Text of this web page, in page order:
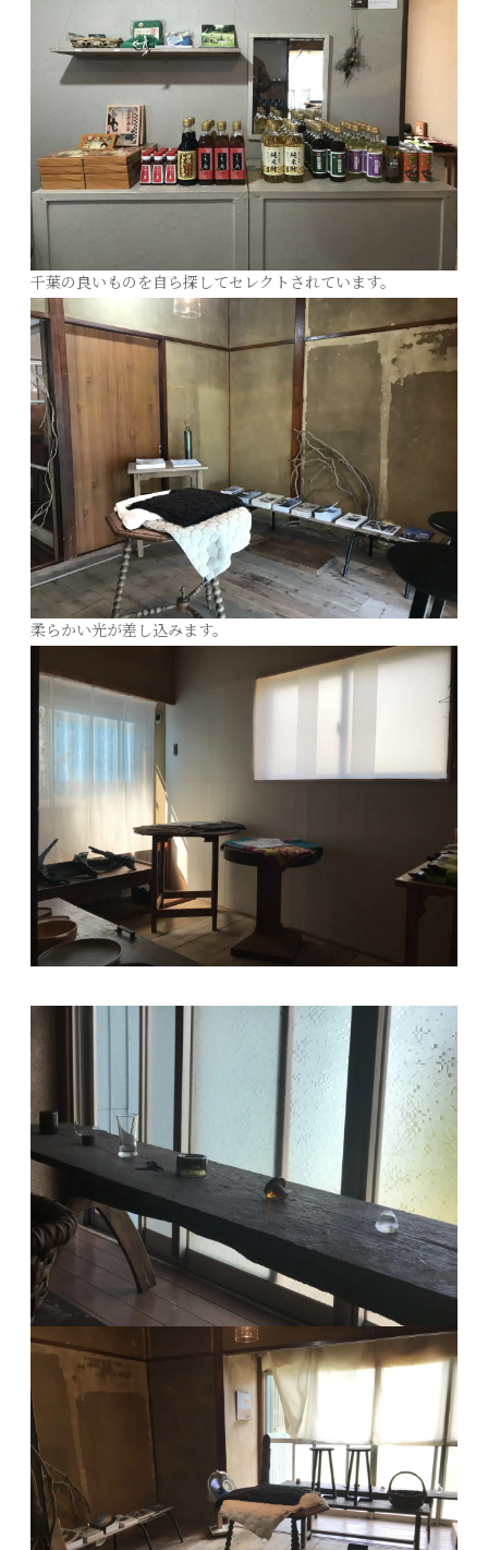
千葉の良いものを自ら探してセレクトされています。
柔らかい光が差し込みます。